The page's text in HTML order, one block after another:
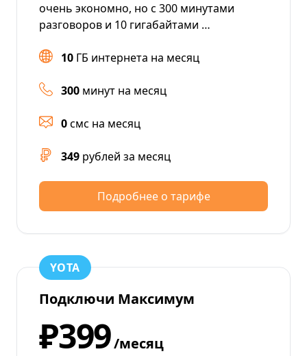
очень экономно, но с 300 минутами
разговоров и 10 гигабайтами …
10 ГБ интернета на месяц
300 минут на месяц
0смс на месяц
349 рублей за месяц
Подробнее о тарифе
YOTA
Подключи Максимум
₽399/месяц